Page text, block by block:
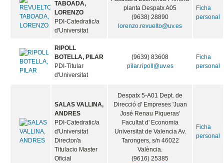
TABOADA,
LORENZO
PDI-Catedratic/a
d'Universitat
planta Despatx A05
(9638) 28890
lorenzo.revuelto@uv.es
Ficha
personal
RIPOLL
BOTELLA, PILAR
PDI-Titular
d'Universitat
(9639) 83608
pilar.ripoll@uv.es
Ficha
personal
SALAS VALLINA,
ANDRES
PDI-Catedratic/a
d'Universitat
Director/a
Titulacio Master
Oficial
Despatx 5-A01 Dept. de
Direcció d' Empreses 'Juan
José Renau Piqueras'
Facultat d' Economia
Universitat de Valencia Av.
Tarongers, s/n 46022
València.
(9616) 25385
Ficha
personal